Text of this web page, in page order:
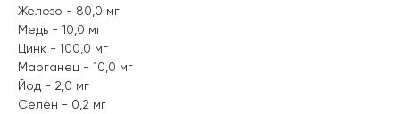
Железо - 80,0 мг
Медь - 10,0 мг
Цинк - 100,0 мг
Марганец - 10,0 мг
Йод - 2,0 мг
Селен - 0,2 мг